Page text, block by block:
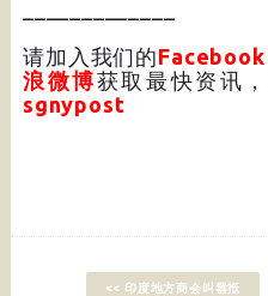
请加入我们的Facebook
浪微博获取最快资讯
sgnypost
<< 印度地方商会叫嚣抵